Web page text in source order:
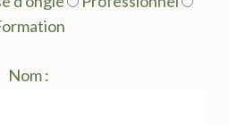
Nom :